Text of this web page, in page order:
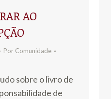
AO
Por Comunidade
sobre o livro de
de